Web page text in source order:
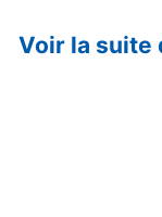
Voir la suite